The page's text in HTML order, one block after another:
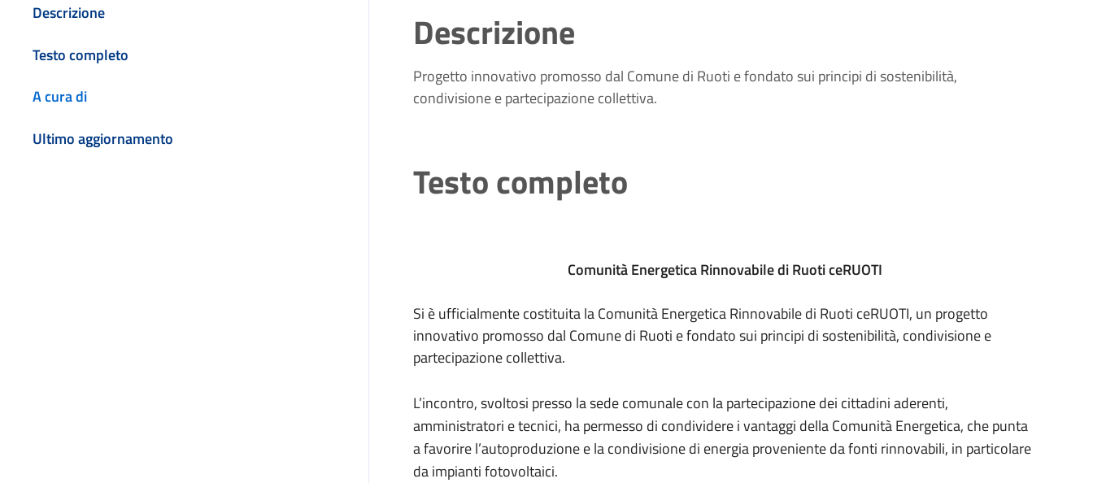
Descrizione
Testo completo
A cura di
Ultimo aggiornamento
Descrizione
Progetto innovativo promosso dal Comune di Ruoti e fondato sui principi di sostenibilità,
condivisione e partecipazione collettiva.
Testo completo
Comunità Energetica Rinnovabile di Ruoti ceRUOTI
Si è ufficialmente costituita la Comunità Energetica Rinnovabile di Ruoti ceRUOTI, un progetto
innovativo promosso dal Comune di Ruoti e fondato sui principi di sostenibilità, condivisione e
partecipazione collettiva.
L’incontro, svoltosi presso la sede comunale con la partecipazione dei cittadini aderenti,
amministratori e tecnici, ha permesso di condividere i vantaggi della Comunità Energetica, che punta
a favorire l’autoproduzione e la condivisione di energia proveniente da fonti rinnovabili, in particolare
da impianti fotovoltaici.